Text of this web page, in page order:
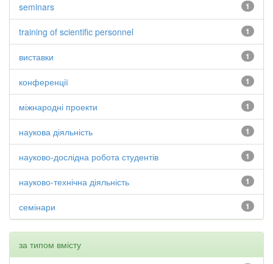
1
seminars
1
training of scientific personnel
1
виставки
1
конференції
1
міжнародні проекти
1
наукова діяльність
1
науково-дослідна робота студентів
1
науково-технічна діяльність
1
семінари
за типом вмісту